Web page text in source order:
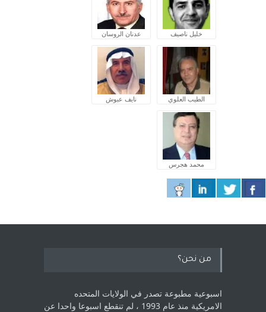
خليل ناصيف عدنان الروسان
الطيب العلوي نايف عبوش
محمد هجرس
من نحن؟
اسبوعية مطبوعة تصدر في الولايات المتحده
الامريكية منذ عام 1993 ، لم ‏تنقطع اسبوعا واحدا عن